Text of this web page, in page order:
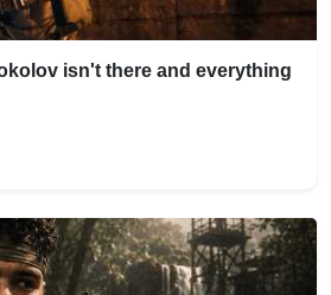
isn't there and everything